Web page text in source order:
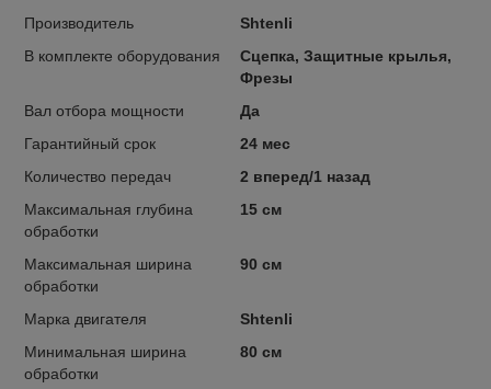
Производитель
Shtenli
В комплекте оборудования
Сцепка, Защитные крылья,
Фрезы
Вал отбора мощности
Да
Гарантийный срок
24 мес
Количество передач
2 вперед/1 назад
Максимальная глубина
обработки
15 см
Максимальная ширина
обработки
90 см
Марка двигателя
Shtenli
Минимальная ширина
обработки
80 см